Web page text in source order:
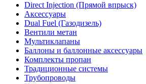
Direct Injection (Прямой впрыск)
Аксессуары
Dual Fuel (Газодизель)
Вентили метан
Мультиклапаны
Баллоны и баллонные аксессуары
Комплекты пропан
Традиционные системы
Трубопроводы